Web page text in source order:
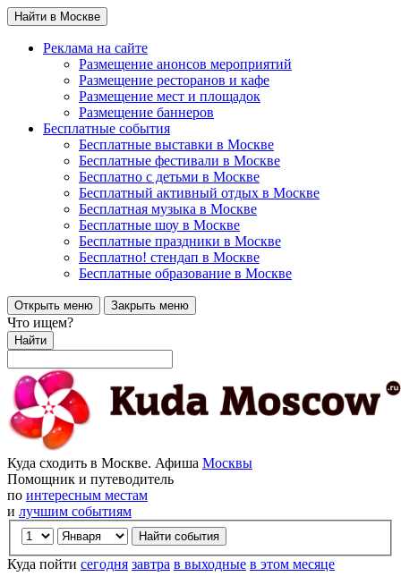
Найти в Москве
Реклама на сайте
Размещение анонсов мероприятий
Размещение ресторанов и кафе
Размещение мест и площадок
Размещение баннеров
Бесплатные события
Бесплатные выставки в Москве
Бесплатные фестивали в Москве
Бесплатно с детьми в Москве
Бесплатный активный отдых в Москве
Бесплатная музыка в Москве
Бесплатные шоу в Москве
Бесплатные праздники в Москве
Бесплатно! стендап в Москве
Бесплатные образование в Москве
Открыть меню Закрыть меню
Что ищем?
Найти
Куда сходить в Москве. Афиша Москвы
Помощник и путеводитель
по интересным местам
и лучшим событиям
Куда пойти сегодня завтра в выходные в этом месяце